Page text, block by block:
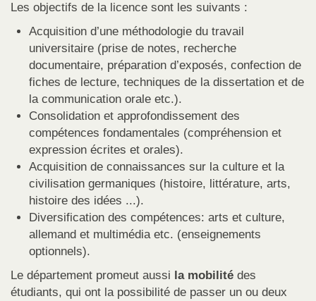
Les objectifs de la licence sont les suivants :
Acquisition d’une méthodologie du travail
universitaire (prise de notes, recherche
documentaire, préparation d’exposés, confection de
fiches de lecture, techniques de la dissertation et de
la communication orale etc.).
Consolidation et approfondissement des
compétences fondamentales (compréhension et
expression écrites et orales).
Acquisition de connaissances sur la culture et la
civilisation germaniques (histoire, littérature, arts,
histoire des idées ...).
Diversification des compétences: arts et culture,
allemand et multimédia etc. (enseignements
optionnels).
Le département promeut aussi la mobilité des
étudiants, qui ont la possibilité de passer un ou deux